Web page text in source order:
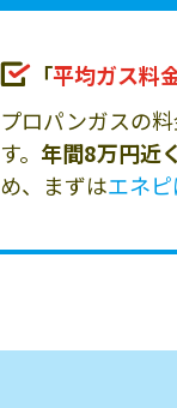
「平均ガス料
プロパンガスの
す。 年間8万円近
め、まずはエネ